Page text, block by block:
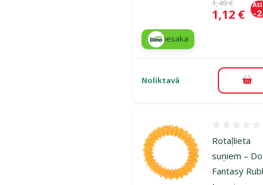
Oriģinālā
1,49 €
Cena
1,12 € -
iesaka
Noliktavā
Rotaļlieta
suņiem –
Fantasy